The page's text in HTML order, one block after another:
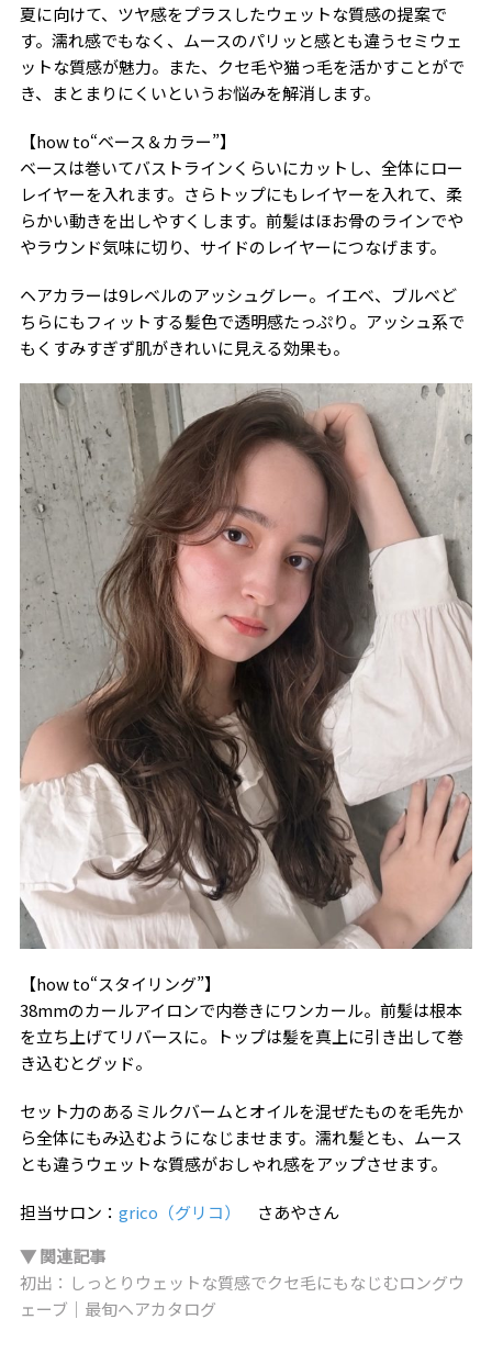
夏に向けて、ツヤ感をプラスしたウェットな質感の提案で
す。濡れ感でもなく、ムースのパリッと感とも違うセミウェ
ットな質感が魅力。また、クセ毛や猫っ毛を活かすことがで
き、まとまりにくいというお悩みを解消します。
【how to“ベース＆カラー”】
ベースは巻いてバストラインくらいにカットし、全体にロー
レイヤーを入れます。さらトップにもレイヤーを入れて、柔
らかい動きを出しやすくします。前髪はほお骨のラインでや
やラウンド気味に切り、サイドのレイヤーにつなげます。
ヘアカラーは9レベルのアッシュグレー。イエベ、ブルベど
ちらにもフィットする髪色で透明感たっぷり。アッシュ系で
もくすみすぎず肌がきれいに見える効果も。
【how to“スタイリング”】
38mmのカールアイロンで内巻きにワンカール。前髪は根本
を立ち上げてリバースに。トップは髪を真上に引き出して巻
き込むとグッド。
セット力のあるミルクバームとオイルを混ぜたものを毛先か
ら全体にもみ込むようになじませます。濡れ髪とも、ムース
とも違うウェットな質感がおしゃれ感をアップさせます。
担当サロン： grico（グリコ）
さあやさん
▼ 関連記事
初出：しっとりウェットな質感でクセ毛にもなじむロングウ
ェーブ｜最旬ヘアカタログ